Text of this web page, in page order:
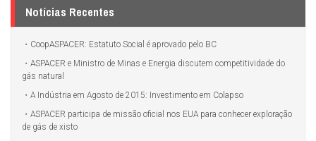
Notícias Recentes
CoopASPACER: Estatuto Social é aprovado pelo BC
ASPACER e Ministro de Minas e Energia discutem competitividade do
gás natural
A Indústria em Agosto de 2015: Investimento em Colapso
ASPACER participa de missão oficial nos EUA para conhecer exploração
de gás de xisto